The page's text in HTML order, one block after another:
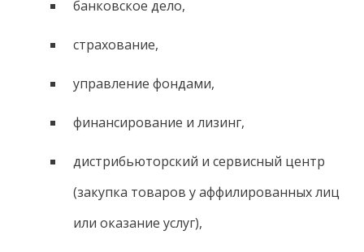
банковское дело,
страхование,
управление фондами,
финансирование и лизинг,
дистрибьюторский и сервисный центр
(закупка товаров у аффилированных лиц
или оказание услуг),